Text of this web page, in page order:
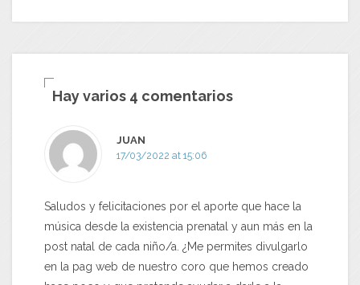
Hay varios 4 comentarios
JUAN
17/03/2022 at 15:06
Saludos y felicitaciones por el aporte que hace la
música desde la existencia prenatal y aun más en la
post natal de cada niño/a. ¿Me permites divulgarlo
en la pag web de nuestro coro que hemos creado